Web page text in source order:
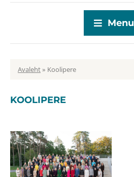
Menu
Avaleht» Koolipere
KOOLIPERE